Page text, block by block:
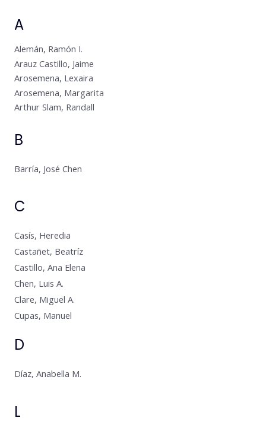
A
Alemán, Ramón I.
Arauz Castillo, Jaime
Arosemena, Lexaira
Arosemena, Margarita
Arthur Slam, Randall
B
Barría, José Chen
C
Casís, Heredia
Castañet, Beatríz
Castillo, Ana Elena
Chen, Luis A.
Clare, Miguel A.
Cupas, Manuel
D
Díaz, Anabella M.
L